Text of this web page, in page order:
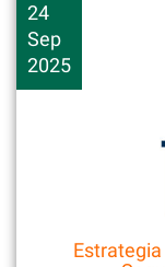
24
Sep
2025